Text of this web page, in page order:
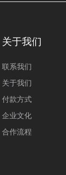
关于我们
联系我们
关于我们
付款方式
企业文化
合作流程